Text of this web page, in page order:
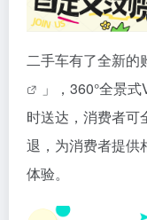
二手车有了全新的
」，360°全景
时送达，消费者可
退，为消费者提供
体验。